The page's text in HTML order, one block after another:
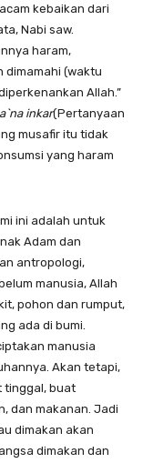
kebaikan dari
Nabi saw.
haram,
dimamahi (waktu
Allah.”
inkar(Pertanyaan
musafir itu tidak
yang haram
ini adalah untuk
Adam dan
antropologi,
manusia, Allah
pohon dan rumput,
ada di bumi.
manusia
Akan tetapi,
tinggal, buat
dan makanan. Jadi
dimakan akan
dimakan dan